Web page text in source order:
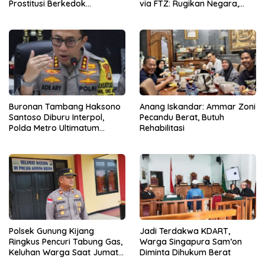
Prostitusi Berkedok
via FTZ: Rugikan Negara,
Buronan Tambang Haksono
Santoso Diburu Interpol,
Polda Metro Ultimatum
Anang Iskandar: Ammar Zoni
Pecandu Berat, Butuh
Rehabilitasi
Polsek Gunung Kijang
Ringkus Pencuri Tabung Gas,
Keluhan Warga Saat Jumat
Jadi Terdakwa KDART,
Warga Singapura Sam’on
Diminta Dihukum Berat